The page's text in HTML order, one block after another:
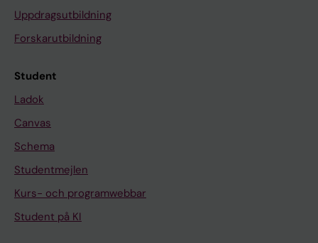
Uppdragsutbildning
Forskarutbildning
Student
Ladok
Canvas
Schema
Studentmejlen
Kurs- och programwebbar
Student på KI